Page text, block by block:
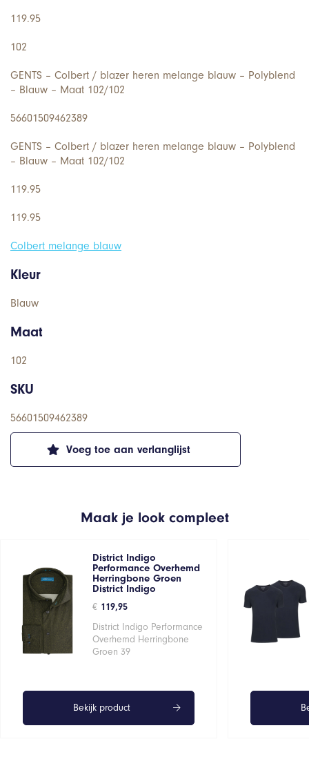
Voeg toe aan verlanglijst
119.95
102
GENTS – Colbert / blazer heren melange blauw – Polyblend
– Blauw – Maat 102/102
56601509462389
GENTS – Colbert / blazer heren melange blauw – Polyblend
– Blauw – Maat 102/102
119.95
119.95
Colbert melange blauw
Kleur
Blauw
Maat
102
SKU
56601509462389
Maak je look compleet
District Indigo
Performance Overhemd
Herringbone Groen
District Indigo
€ 119,95
District Indigo Performance
Overhemd Herringbone
Groen 39
Bekijk product